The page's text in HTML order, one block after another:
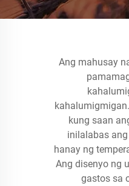
Ang mahusay
kung saan
inilalabas
hanay ng
Ang disenyo ng
gastos sa